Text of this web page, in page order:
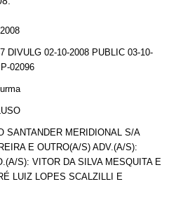
DIVULG 02-10-2008 PUBLIC 03-10-
02096
SANTANDER MERIDIONAL S/A
E OUTRO(A/S) ADV.(A/S):
S): VITOR DA SILVA MESQUITA E
LUIZ LOPES SCALZILLI E